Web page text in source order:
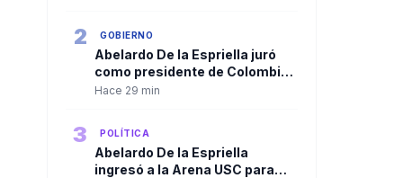
2 GOBIERNO
Abelardo De la Espriella juró
como presidente de Colombia
y recibió la banda presidencial
Hace 29 min
3 POLÍTICA
Abelardo De la Espriella
ingresó a la Arena USC para